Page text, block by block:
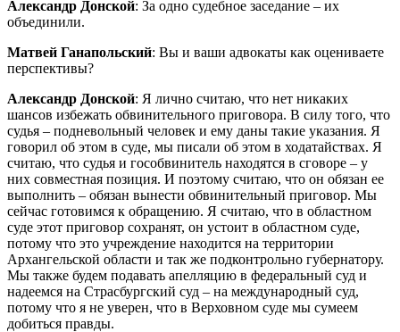
Александр Донской: За одно судебное заседание – их
объединили.
Матвей Ганапольский: Вы и ваши адвокаты как оцениваете
перспективы?
Александр Донской: Я лично считаю, что нет никаких
шансов избежать обвинительного приговора. В силу того, что
судья – подневольный человек и ему даны такие указания. Я
говорил об этом в суде, мы писали об этом в ходатайствах. Я
считаю, что судья и гособвинитель находятся в сговоре – у
них совместная позиция. И поэтому считаю, что он обязан ее
выполнить – обязан вынести обвинительный приговор. Мы
сейчас готовимся к обращению. Я считаю, что в областном
суде этот приговор сохранят, он устоит в областном суде,
потому что это учреждение находится на территории
Архангельской области и так же подконтрольно губернатору.
Мы также будем подавать апелляцию в федеральный суд и
надеемся на Страсбургский суд – на международный суд,
потому что я не уверен, что в Верховном суде мы сумеем
добиться правды.